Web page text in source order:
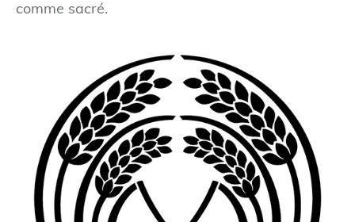
comme sacré.